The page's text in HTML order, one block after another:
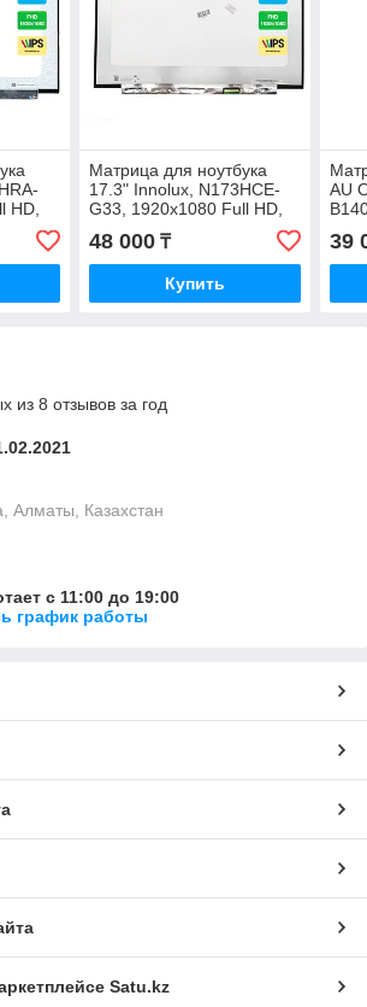
HD,
Матрица для ноутбука
17.3" Innolux, N173HCE-
G33, 1920x1080 Full HD,
IPS, 144 Hz, LED новый с
гарантией
48 000₸
Купить
AU
с
39
из 8 отзывов за год
Алматы, Казахстан
с 11:00 до 19:00
график работы
Satu.kz